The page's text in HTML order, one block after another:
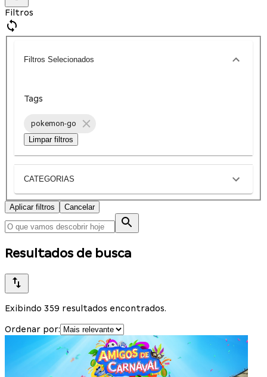
Filtros
Filtros Selecionados
Tags
pokemon-go
Limpar filtros
CATEGORIAS
Aplicar filtros Cancelar
Resultados de busca
Exibindo 359 resultados encontrados.
Ordenar por: